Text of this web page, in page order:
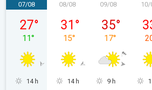
Παρασκευή 07/08
07/08
27°
11°
14 h
Σάββατο 08/08
08/08
31 °
15°
14 h
Κυριακή 09/08
09/08
35°
17°
9 h
10/